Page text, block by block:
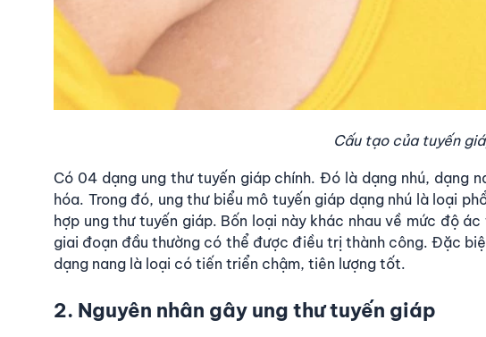
Cấu tạo của tuyến
Có 04 dạng ung thư tuyến giáp chính. Đó là dạng nhú, dạng
hóa. Trong đó, ung thư biểu mô tuyến giáp dạng nhú là loại
hợp ung thư tuyến giáp. Bốn loại này khác nhau về mức độ
giai đoạn đầu thường có thể được điều trị thành công. Đặc
dạng nang là loại có tiến triển chậm, tiên lượng tốt.
2. Nguyên nhân gây ung thư tuyến giáp